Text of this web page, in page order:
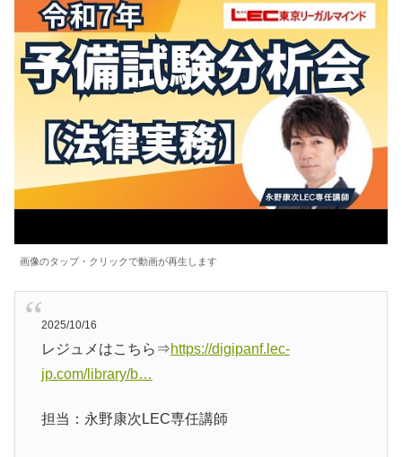
画像のタップ・クリックで動画が再生します
2025/10/16
レジュメはこちら⇒https://digipanf.lec-
jp.com/library/b…
担当：永野康次LEC専任講師